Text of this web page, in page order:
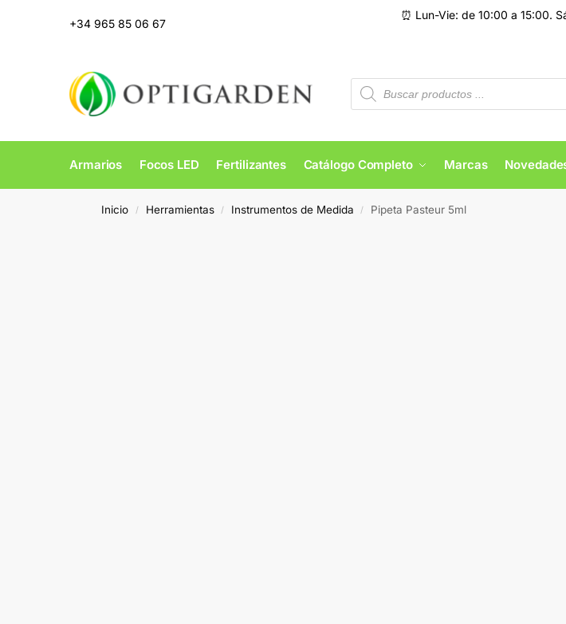
+34 965 85 06 67
⏰ Lun-Vie: de 10:00 a 15:00.
Armarios Focos LED Fertilizantes Catálogo Completo Marcas
Inicio / Herramientas / Instrumentos de Medida / Pipeta Pasteur 5ml